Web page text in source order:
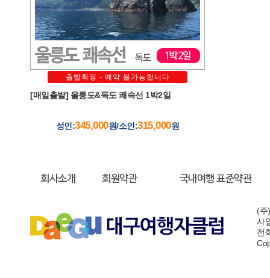
출발확정 - 예약 불가능합니다
[매일출발] 울릉도&독도 쾌속선 1박2일
성인:345,000원/소인:315,000원
회사소개 회원약관 국내여행 표준약관
(주
사
전